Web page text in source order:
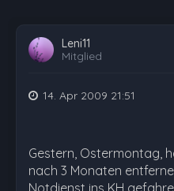
Leni11
Mitglied
14. Apr 2009 21:51
Gestern, Ostermontag,
nach 3 Monaten
Notdienst ins KH